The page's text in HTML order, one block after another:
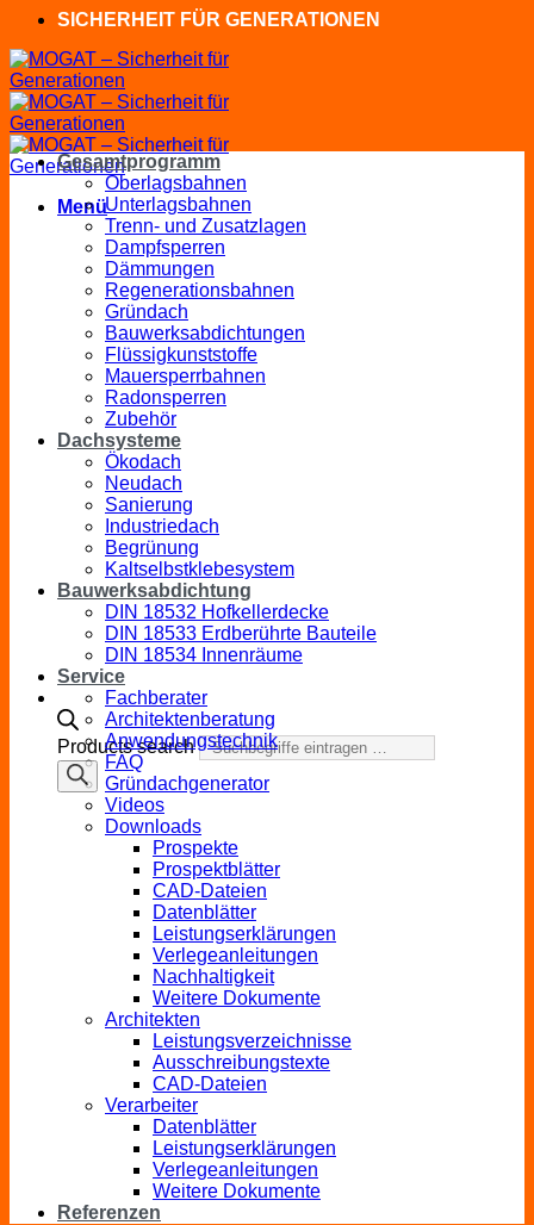
SICHERHEIT FÜR GENERATIONEN
Menü
Products search
Gesamtprogramm
Oberlagsbahnen
Unterlagsbahnen
Trenn- und Zusatzlagen
Dampfsperren
Dämmungen
Regenerationsbahnen
Gründach
Bauwerksabdichtungen
Flüssigkunststoffe
Mauersperrbahnen
Radonsperren
Zubehör
Dachsysteme
Ökodach
Neudach
Sanierung
Industriedach
Begrünung
Kaltselbstklebesystem
Bauwerksabdichtung
DIN 18532 Hofkellerdecke
DIN 18533 Erdberührte Bauteile
DIN 18534 Innenräume
Service
Fachberater
Architektenberatung
Anwendungstechnik
FAQ
Gründachgenerator
Videos
Downloads
Prospekte
Prospektblätter
CAD-Dateien
Datenblätter
Leistungserklärungen
Verlegeanleitungen
Nachhaltigkeit
Weitere Dokumente
Architekten
Leistungsverzeichnisse
Ausschreibungstexte
CAD-Dateien
Verarbeiter
Datenblätter
Leistungserklärungen
Verlegeanleitungen
Weitere Dokumente
Referenzen